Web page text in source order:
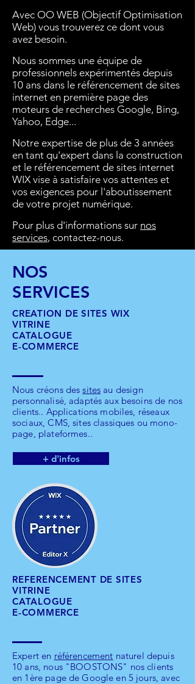
Avec OO WEB (Objectif Optimisation
Web) vous trouverez ce dont vous
avez besoin.
Nous sommes une équipe de
professionnels expérimentés depuis
10 ans dans le référencement de sites
internet en première page des
moteurs de recherches Google, Bing,
Yahoo, Edge...
Notre expertise de plus de 3 années
en tant qu'expert dans la construction
et le référencement de sites internet
WIX vise à satisfaire vos attentes et
vos exigences pour l'aboutissement
de votre projet numérique.
Pour plus d'informations sur nos
services, contactez-nous.
NOS
SERVICES
CREATION DE SITES WIX
VITRINE
CATALOGUE
E-COMMERCE
Nous créons dessites au design
personnalisé, adaptés aux besoins de nos
clients.. Applications mobiles, réseaux
sociaux, CMS, sites classiques ou mono-
page, plateformes..
+ d'infos
REFERENCEMENT DE SITES
VITRINE
CATALOGUE
E-COMMERCE
Expert en référencement naturel depuis
10 ans, nous "BOOSTONS" nos clients
en 1ère page de Google en 5 jours, avec